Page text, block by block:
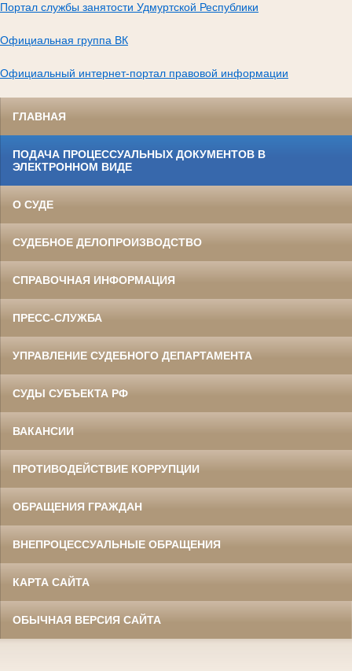
Портал службы занятости Удмуртской Республики
Официальная группа ВК
Официальный интернет-портал правовой информации
ГЛАВНАЯ
ПОДАЧА ПРОЦЕССУАЛЬНЫХ ДОКУМЕНТОВ В
ЭЛЕКТРОННОМ ВИДЕ
О СУДЕ
СУДЕБНОЕ ДЕЛОПРОИЗВОДСТВО
СПРАВОЧНАЯ ИНФОРМАЦИЯ
ПРЕСС-СЛУЖБА
УПРАВЛЕНИЕ СУДЕБНОГО ДЕПАРТАМЕНТА
СУДЫ СУБЪЕКТА РФ
ВАКАНСИИ
ПРОТИВОДЕЙСТВИЕ КОРРУПЦИИ
ОБРАЩЕНИЯ ГРАЖДАН
ВНЕПРОЦЕССУАЛЬНЫЕ ОБРАЩЕНИЯ
КАРТА САЙТА
ОБЫЧНАЯ ВЕРСИЯ САЙТА